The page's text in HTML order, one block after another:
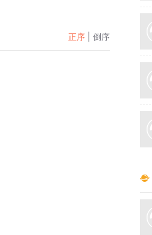
正序 倒序